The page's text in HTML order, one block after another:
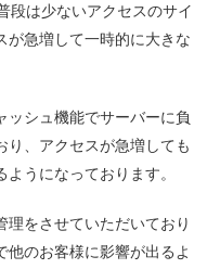
段は少ないアクセスのサイ
が急増して一時的に大きな
ッシュ機能でサーバーに負
り、アクセスが急増しても
うになっております。
理をさせていただいており
他のお客様に影響が出るよ